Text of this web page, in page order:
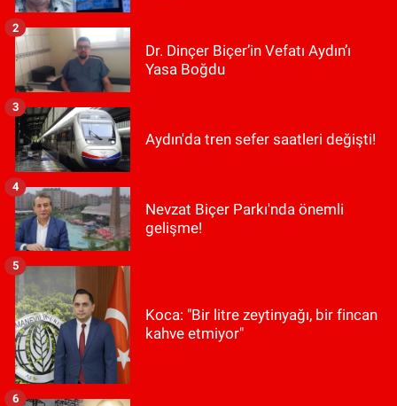
Dr. Dinçer Biçer’in Vefatı Aydın’ı
Yasa Boğdu
2
Aydın'da tren sefer saatleri değişti!
3
Nevzat Biçer Parkı'nda önemli
gelişme!
4
Koca: "Bir litre zeytinyağı, bir fincan
kahve etmiyor"
5
6